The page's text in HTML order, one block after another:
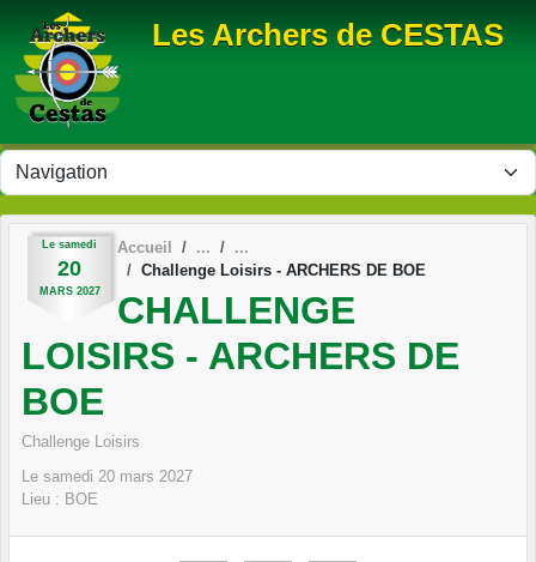
Les Archers de CESTAS
Le samedi
20
MARS 2027
Accueil
Challenge Loisirs - ARCHERS DE BOE
CHALLENGE
LOISIRS - ARCHERS DE
BOE
Challenge Loisirs
Le samedi 20 mars 2027
Lieu : BOE
Panneau de gestion des cookies